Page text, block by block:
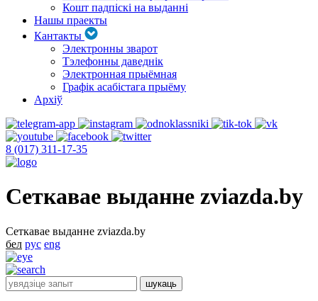
Кошт падпіскі на выданні
Нашы праекты
Кантакты
Электронны зварот
Тэлефонны даведнік
Электронная прыёмная
Графік асабістага прыёму
Архіў
8 (017) 311-17-35
Сеткавае выданне zviazda.by
Сеткавае выданне zviazda.by
бел рус eng